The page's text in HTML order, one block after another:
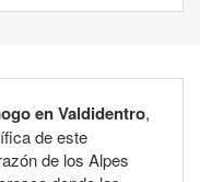
en Valdidentro,
de este
de los Alpes